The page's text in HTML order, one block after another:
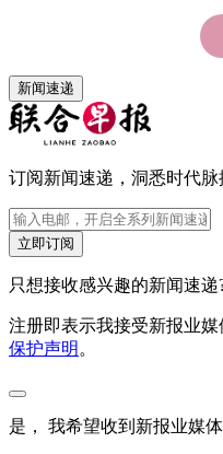
新闻速递
订阅新闻速递，洞悉时代脉
立即订阅
只想接收感兴趣的新闻速递
注册即表示我接受新报业
保护声明 。
是， 我希望收到新报业媒体